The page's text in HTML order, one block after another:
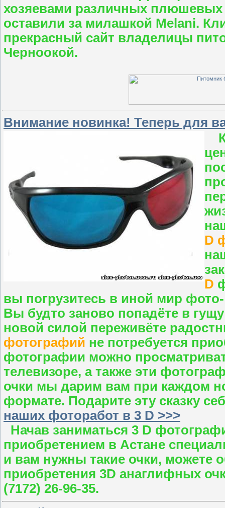
хозяевами различных
оставили за милашкой Melani.
прекрасный сайт владелицы
Черноокой.
Внимание новинка! Теперь для
D
D
вы погрузитесь в иной мир
Вы будто заново попадёте в
новой силой переживёте
фотографий не потребуется
фотографии можно
телевизоре, а также эти
очки мы дарим вам при каждом
формате. Подарите эту сказку
наших фоторабот в 3 D >>>
Начав заниматься 3 D
приобретением в Астане
и вам нужны такие очки, можете
приобретения 3D анаглифных
(7172) 26-96-35.